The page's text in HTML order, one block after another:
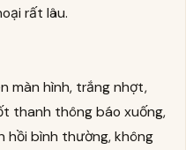
rất lâu.
màn hình, trắng nhợt,
thanh thông báo xuống,
hồi bình thường, không